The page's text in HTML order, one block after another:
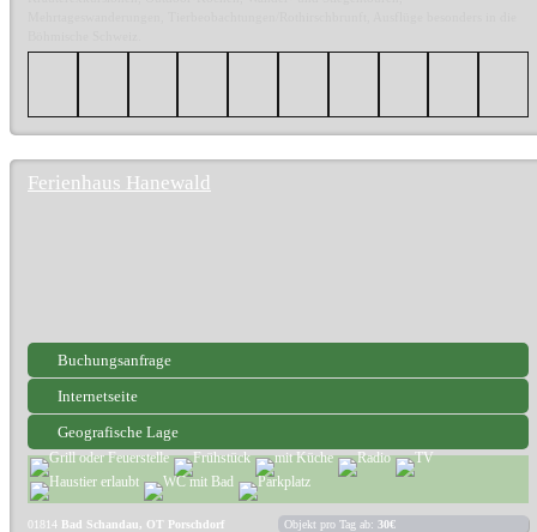
Ferienhaus Hanewald
Buchungsanfrage
Internetseite
Geografische Lage
01814 Bad Schandau, OT Porschdorf
Objekt pro Tag ab: 30€